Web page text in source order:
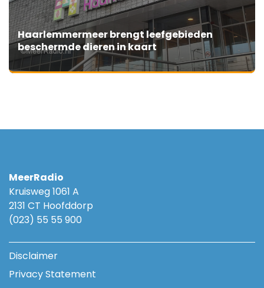
Haarlemmermeer brengt leefgebieden
beschermde dieren in kaart
MeerRadio
Kruisweg 1061 A
2131 CT Hoofddorp
(023) 55 55 900
Disclaimer
Privacy Statement